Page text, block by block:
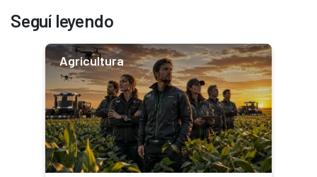
Seguí leyendo
Agricultura